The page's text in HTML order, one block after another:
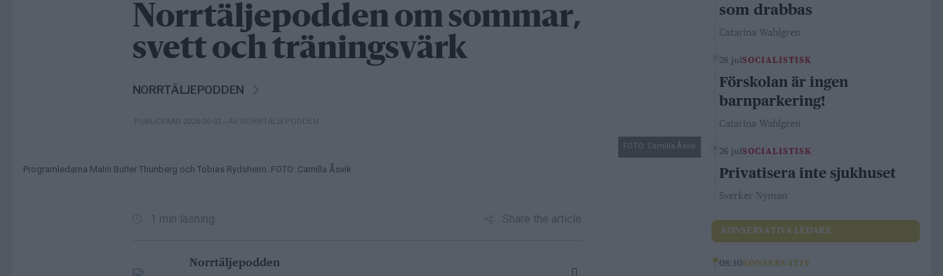
Norrtäljepodden om sommar,
svett och träningsvärk
NORRTÄLJEPODDEN
PUBLICERAD 2026-06-02 – AV NORRTÄLJEPODDEN
FOTO: Camilla Åsvik
Programledarna Malin Butler Thunberg och Tobias Rydsheim. FOTO: Camilla Åsvik
1 min läsning Share the article
Norrtäljepodden
som drabbas
Catarina Wahlgren
28 julSOCIALISTISK
Förskolan är ingen
barnparkering!
Catarina Wahlgren
26 julSOCIALISTISK
Privatisera inte sjukhuset
Sverker Nyman
KONSERVATIVA LEDARE
08:10 KONSERVATIV